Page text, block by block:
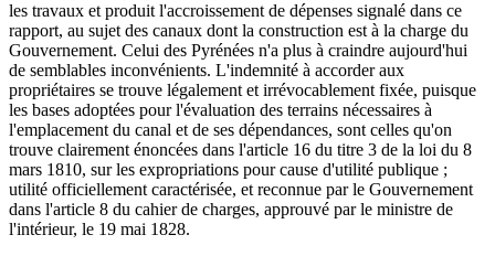
les travaux et produit l'accroissement de dépenses signalé dans ce
rapport, au sujet des canaux dont la construction est à la charge du
Gouvernement. Celui des Pyrénées n'a plus à craindre aujourd'hui
de semblables inconvénients. L'indemnité à accorder aux
propriétaires se trouve légalement et irrévocablement fixée, puisque
les bases adoptées pour l'évaluation des terrains nécessaires à
l'emplacement du canal et de ses dépendances, sont celles qu'on
trouve clairement énoncées dans l'article 16 du titre 3 de la loi du 8
mars 1810, sur les expropriations pour cause d'utilité publique ;
utilité officiellement caractérisée, et reconnue par le Gouvernement
dans l'article 8 du cahier de charges, approuvé par le ministre de
l'intérieur, le 19 mai 1828.